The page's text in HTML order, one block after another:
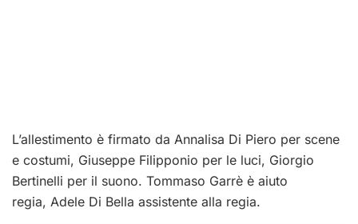
L’allestimento è firmato da Annalisa Di Piero per scene
e costumi, Giuseppe Filipponio per le luci, Giorgio
Bertinelli per il suono. Tommaso Garrè è aiuto
regia, Adele Di Bella assistente alla regia.